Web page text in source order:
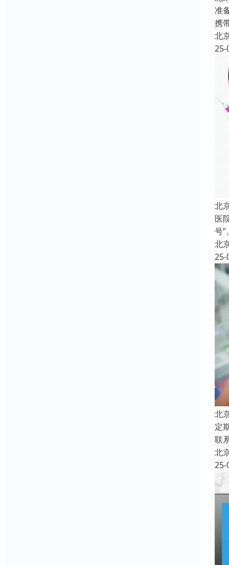
准
携
北
25-
北
医
号
北
25-
北
定
联
北
25-